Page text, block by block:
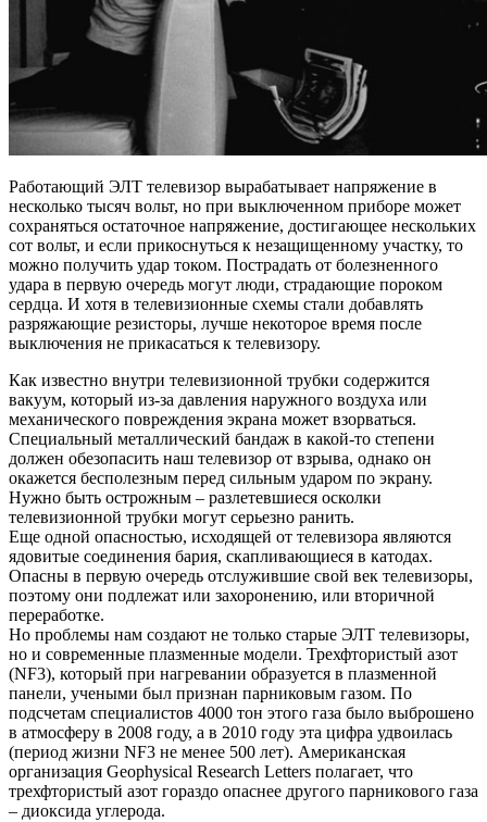
Работающий ЭЛТ телевизор вырабатывает напряжение в
несколько тысяч вольт, но при выключенном приборе может
сохраняться остаточное напряжение, достигающее нескольких
сот вольт, и если прикоснуться к незащищенному участку, то
можно получить удар током. Пострадать от болезненного
удара в первую очередь могут люди, страдающие пороком
сердца. И хотя в телевизионные схемы стали добавлять
разряжающие резисторы, лучше некоторое время после
выключения не прикасаться к телевизору.
Как известно внутри телевизионной трубки содержится
вакуум, который из-за давления наружного воздуха или
механического повреждения экрана может взорваться.
Специальный металлический бандаж в какой-то степени
должен обезопасить наш телевизор от взрыва, однако он
окажется бесполезным перед сильным ударом по экрану.
Нужно быть острожным – разлетевшиеся осколки
телевизионной трубки могут серьезно ранить.
Еще одной опасностью, исходящей от телевизора являются
ядовитые соединения бария, скапливающиеся в катодах.
Опасны в первую очередь отслужившие свой век телевизоры,
поэтому они подлежат или захоронению, или вторичной
переработке.
Но проблемы нам создают не только старые ЭЛТ телевизоры,
но и современные плазменные модели. Трехфтористый азот
(NF3), который при нагревании образуется в плазменной
панели, учеными был признан парниковым газом. По
подсчетам специалистов 4000 тон этого газа было выброшено
в атмосферу в 2008 году, а в 2010 году эта цифра удвоилась
(период жизни NF3 не менее 500 лет). Американская
организация Geophysical Research Letters полагает, что
трехфтористый азот гораздо опаснее другого парникового газа
– диоксида углерода.